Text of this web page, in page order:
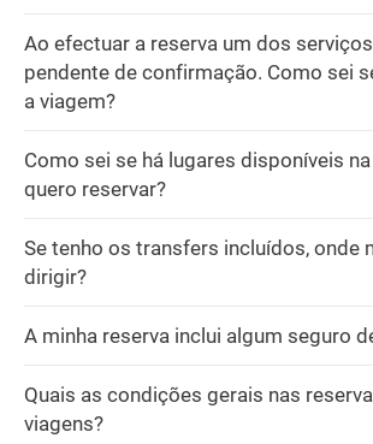
Ao efectuar a reserva um dos
pendente de confirmação. Como sei
a viagem?
Como sei se há lugares disponíveis
quero reservar?
Se tenho os transfers incluídos, onde
dirigir?
A minha reserva inclui algum seguro
Quais as condições gerais nas
viagens?